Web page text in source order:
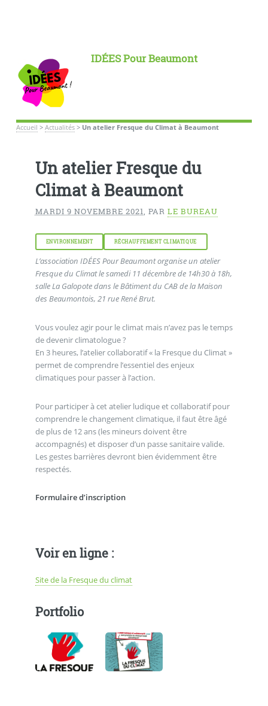
IDÉES Pour Beaumont
Accueil > Actualités> Un atelier Fresque du Climat à Beaumont
Un atelier Fresque du
Climat à Beaumont
MARDI 9 NOVEMBRE 2021, PAR LE BUREAU
ENVIRONNEMENT RÉCHAUFFEMENT CLIMATIQUE
L’association IDÉES Pour Beaumont organise un atelier
Fresque du Climat le samedi 11 décembre de 14h30 à 18h,
salle La Galopote dans le Bâtiment du CAB de la Maison
des Beaumontois, 21 rue René Brut.
Vous voulez agir pour le climat mais n’avez pas le temps
de devenir climatologue ?
En 3 heures, l’atelier collaboratif « la Fresque du Climat »
permet de comprendre l’essentiel des enjeux
climatiques pour passer à l’action.
Pour participer à cet atelier ludique et collaboratif pour
comprendre le changement climatique, il faut être âgé
de plus de 12 ans (les mineurs doivent être
accompagnés) et disposer d’un passe sanitaire valide.
Les gestes barrières devront bien évidemment être
respectés.
Formulaire d’inscription
Voir en ligne :
Site de la Fresque du climat
Portfolio